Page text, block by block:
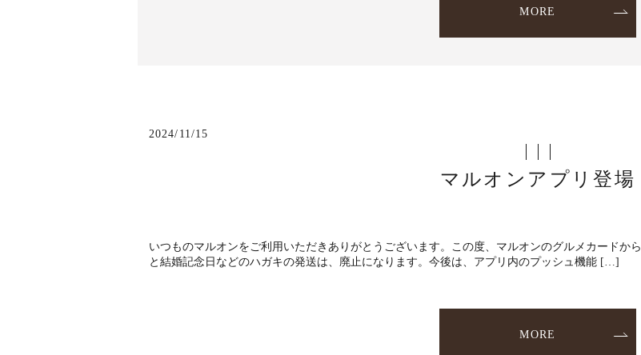
MORE
2024/11/15
マルオンアプリ登場
いつものマルオンをご利用いただきありがとうございます。この度、マルオンのグルメカードか
と結婚記念日などのハガキの発送は、廃止になります。今後は、アプリ内のプッシュ機能 […]
MORE